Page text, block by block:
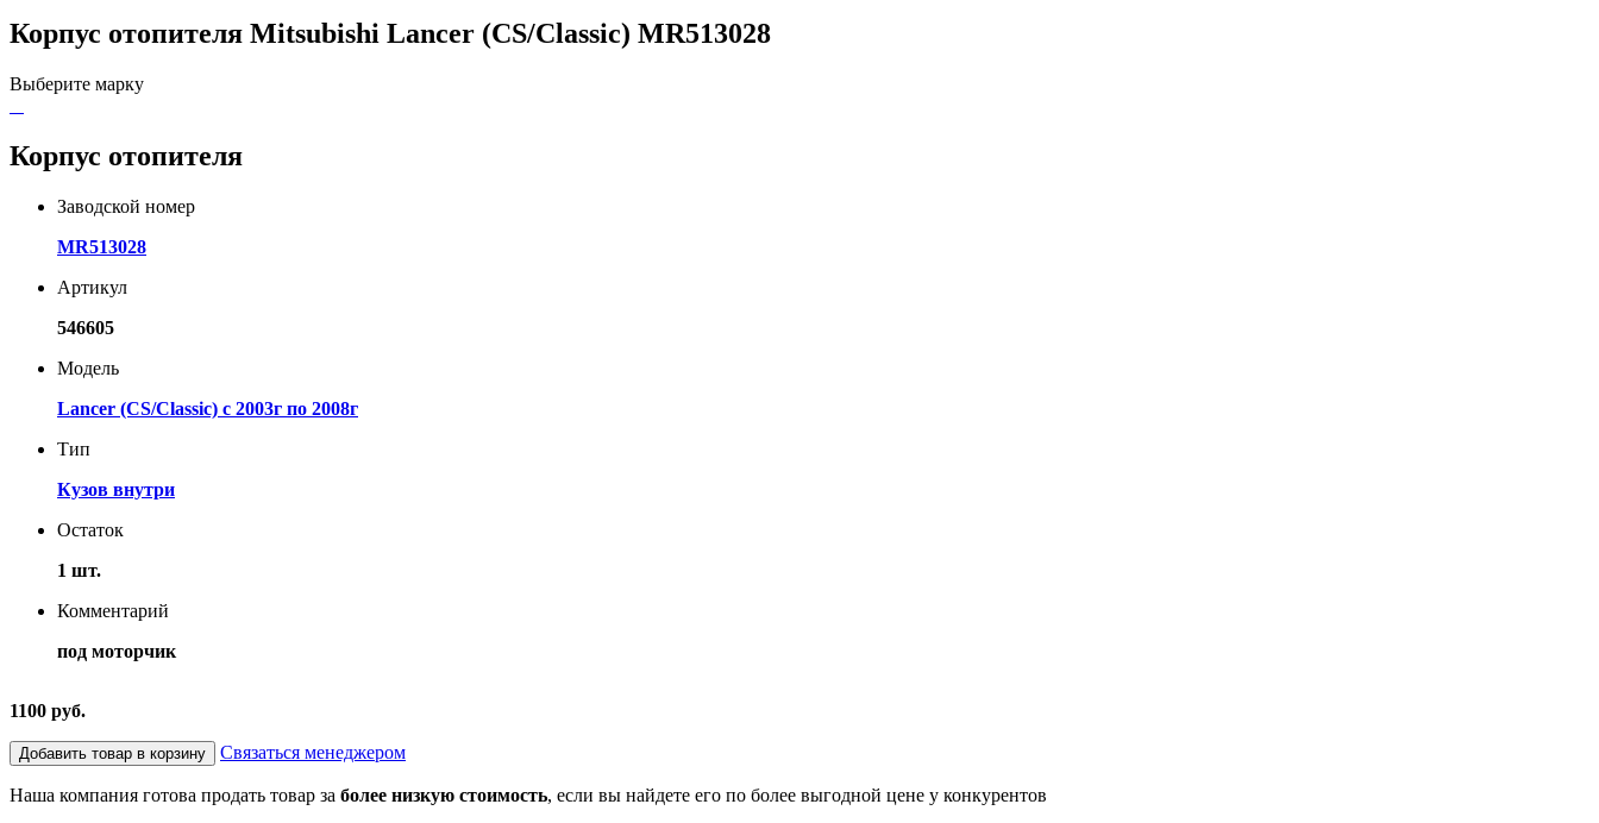
Корпус отопителя Mitsubishi Lancer (CS/Classic) MR513028
Выберите марку
Корпус отопителя
Заводской номер
MR513028
Артикул
546605
Модель
Lancer (CS/Classic) с 2003г по 2008г
Тип
Кузов внутри
Остаток
1 шт.
Комментарий
под моторчик
1100 руб.
Добавить товар в корзину Связаться менеджером
Наша компания готова продать товар за более низкую стоимость, если вы найдете его по более выгодной цене у конкурентов